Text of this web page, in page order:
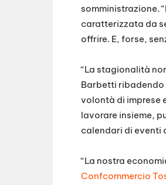
somministrazione.
caratterizzata da
offrire. E, forse,
“La stagionalità
Barbetti
volontà di imprese
lavorare insieme,
calendari di eventi
“La nostra
Confcommercio